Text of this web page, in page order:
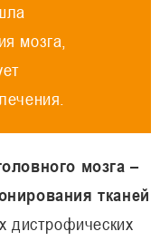
мозга,
мозга –
тканей
дистрофических